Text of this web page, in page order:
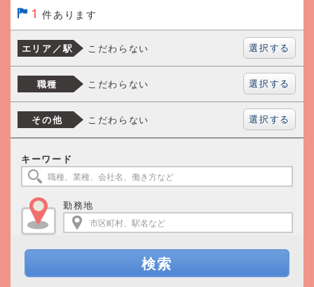
1 件あります
エリア／駅 こだわらない 選択する
職種 こだわらない 選択する
その他 こだわらない 選択する
キーワード
勤務地
検索